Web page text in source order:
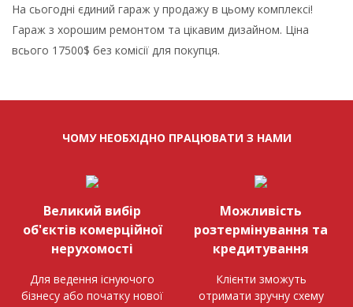
На сьогодні єдиний гараж у продажу в цьому комплексі!
Гараж з хорошим ремонтом та цікавим дизайном. Ціна
всього 17500$ без комісії для покупця.
ЧОМУ НЕОБХІДНО ПРАЦЮВАТИ З НАМИ
Великий вибір
об'єктів комерційної
нерухомості
Для ведення існуючого
бізнесу або початку нової
Можливість
розтермінування та
кредитування
Клієнти зможуть
отримати зручну схему